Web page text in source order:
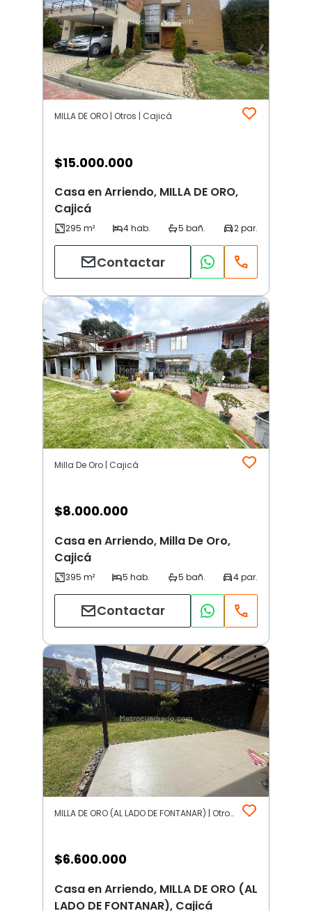
MILLA DE ORO | Otros | Cajicá
$15.000.000
Casa en Arriendo, MILLA DE ORO,
Cajicá
Contactar
Milla De Oro | Cajicá
$8.000.000
Casa en Arriendo, Milla De Oro,
Cajicá
Contactar
MILLA DE ORO (AL LADO DE FONTANAR) | Otros | Cajicá
$6.600.000
Casa en Arriendo, MILLA DE ORO (AL
LADO DE FONTANAR), Cajicá